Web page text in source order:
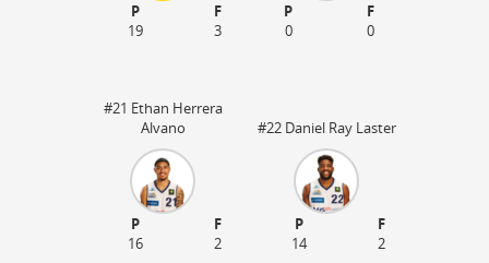
P
F
19
3
P
F
0
0
#21 Ethan Herrera
Alvano
P
F
16
2
#22 Daniel Ray Laster
P
F
14
2